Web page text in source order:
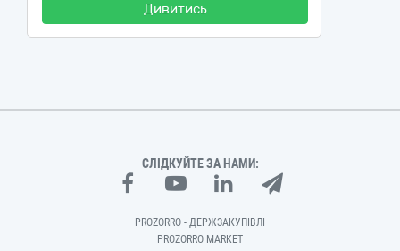
Дивитись
СЛІДКУЙТЕ ЗА НАМИ:
PROZORRO - ДЕРЖЗАКУПІВЛІ
PROZORRO MARKET